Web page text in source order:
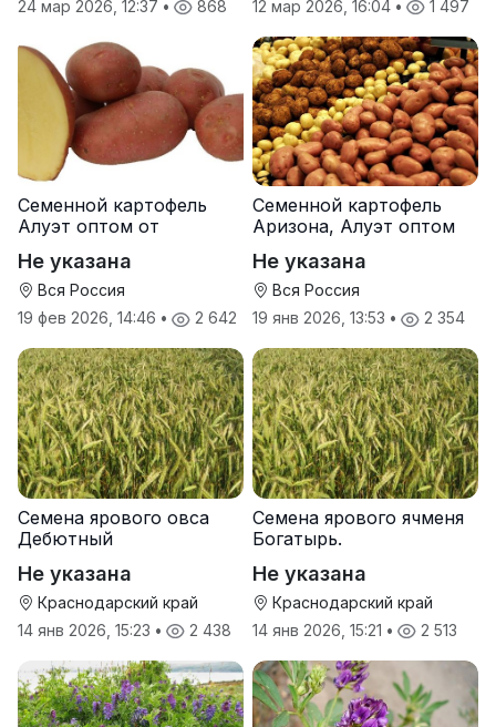
24 мар 2026, 12:37 • 868 12 мар 2026, 16:04 • 1 497
Семенной картофель
Алуэт оптом от
Не указана
Вся Россия
19 фев 2026, 14:46 • 2 642
Семенной картофель
Аризона, Алуэт оптом
Не указана
Вся Россия
19 янв 2026, 13:53 • 2 354
Семена ярового овса
Дебютный
Не указана
Краснодарский край
14 янв 2026, 15:23 • 2 438
Семена ярового ячменя
Богатырь.
Не указана
Краснодарский край
14 янв 2026, 15:21 • 2 513